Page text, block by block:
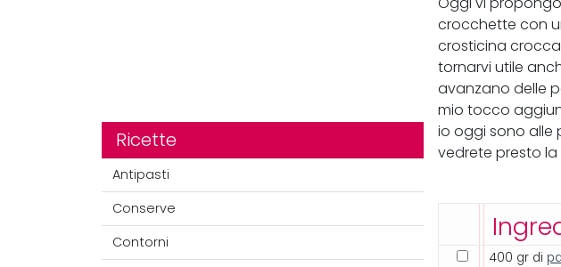
Ricette
Antipasti
Conserve
Contorni
Oggi vi
crocchette con
crosticina
tornarvi utile
avanzano delle
mio tocco
io oggi sono alle
vedrete presto
400 gr di